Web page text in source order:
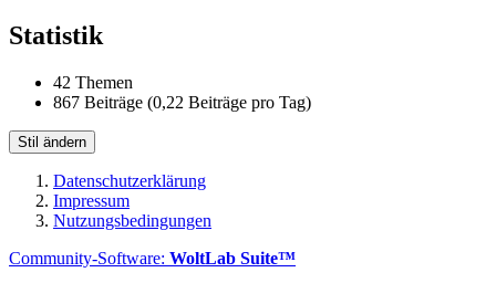
Statistik
42 Themen
867 Beiträge (0,22 Beiträge pro Tag)
Stil ändern
Datenschutzerklärung
Impressum
Nutzungsbedingungen
Community-Software: WoltLab Suite™